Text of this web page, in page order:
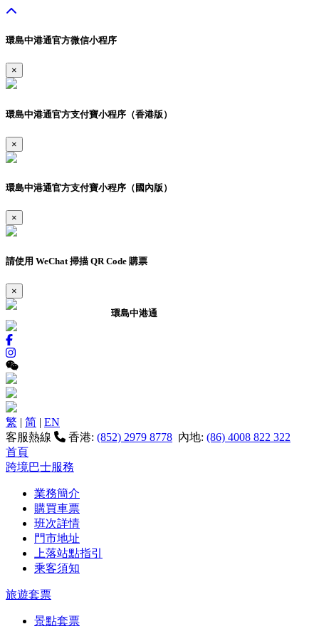
環島中港通官方微信小程序
×
環島中港通官方支付寶小程序（香港版）
×
環島中港通官方支付寶小程序（國內版）
×
請使用 WeChat 掃描 QR Code 購票
×
環島中港通
繁 | 简 | EN
客服熱線
香港: (852) 2979 8778 內地: (86) 4008 822 322
首頁
跨境巴士服務
業務簡介
購買車票
班次詳情
門市地址
上落站點指引
乘客須知
旅遊套票
景點套票